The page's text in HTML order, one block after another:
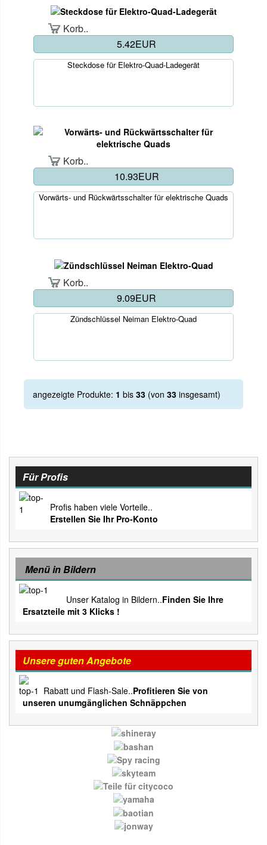
Korb..
5.42EUR
Steckdose für Elektro-Quad-Ladegerät
Korb..
10.93EUR
Vorwärts- und Rückwärtsschalter für elektrische Quads
Korb..
9.09EUR
Zündschlüssel Neiman Elektro-Quad
angezeigte Produkte: 1 bis 33 (von 33 insgesamt)
Für Profis
Profis haben viele Vorteile..
Erstellen Sie Ihr Pro-Konto
Menü in Bildern
Unser Katalog in Bildern..Finden Sie Ihre
Ersatzteile mit 3 Klicks !
Unsere guten Angebote
Rabatt und Flash-Sale..Profitieren Sie von
unseren unumgänglichen Schnäppchen